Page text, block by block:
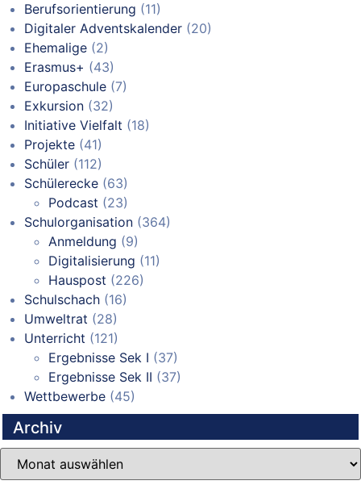
Berufsorientierung (11)
Digitaler Adventskalender (20)
Ehemalige (2)
Erasmus+ (43)
Europaschule (7)
Exkursion (32)
Initiative Vielfalt (18)
Projekte (41)
Schüler (112)
Schülerecke (63)
Podcast (23)
Schulorganisation (364)
Anmeldung (9)
Digitalisierung (11)
Hauspost (226)
Schulschach (16)
Umweltrat (28)
Unterricht (121)
Ergebnisse Sek I (37)
Ergebnisse Sek II (37)
Wettbewerbe (45)
Archiv
Archiv